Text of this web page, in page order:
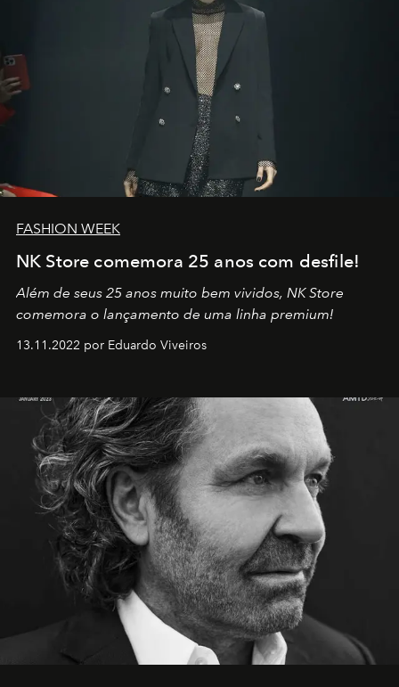
FASHION WEEK
NK Store comemora 25 anos com desfile!
Além de seus 25 anos muito bem vividos, NK Store
comemora o lançamento de uma linha premium!
13.11.2022 por Eduardo Viveiros